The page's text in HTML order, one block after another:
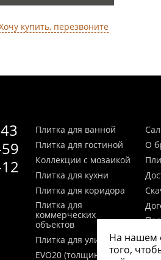
купить, перезвоните
Плитка для ванной
Плитка для гостиной
Коллекции с мозаикой
Плитка для кухни
Плитка для коридора
Плитка для
коммерческих
объектов
Плитка для улицы
EVO20 (толщина 20мм)
О
На нашем
того,